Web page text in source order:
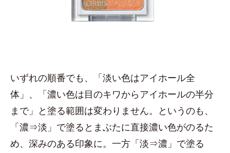
いずれの順番でも、「淡い色はアイホール全
体」、「濃い色は目のキワからアイホールの半分
まで」と塗る範囲は変わりません。というのも、
「濃⇒淡」で塗るとまぶたに直接濃い色がのるた
め、深みのある印象に。一方「淡⇒濃」で塗る